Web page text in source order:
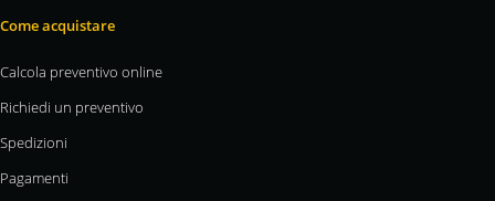
Come acquistare
Calcola preventivo online
Richiedi un preventivo
Spedizioni
Pagamenti